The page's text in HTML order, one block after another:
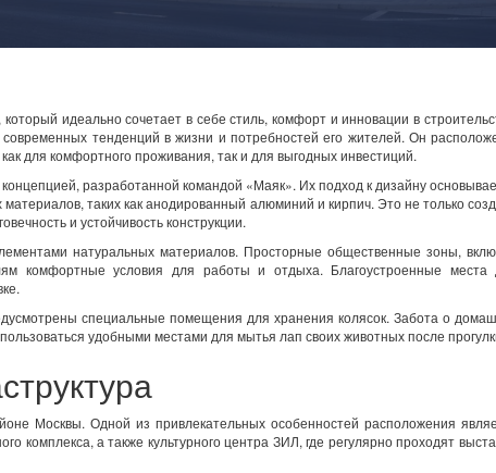
идеально сочетает в себе стиль, комфорт и инновации в
тенденций в жизни и потребностей его жителей. Он
для комфортного проживания, так и для выгодных инвестиций.
разработанной командой «Маяк». Их подход к дизайну
таких как анодированный алюминий и кирпич. Это не только
и устойчивость конструкции.
натуральных материалов. Просторные общественные зоны,
комфортные условия для работы и отдыха. Благоустроенные места
специальные помещения для хранения колясок. Забота о
удобными местами для мытья лап своих животных после
Москвы. Одной из привлекательных особенностей расположения
комплекса, а также культурного центра ЗИЛ, где регулярно проходят